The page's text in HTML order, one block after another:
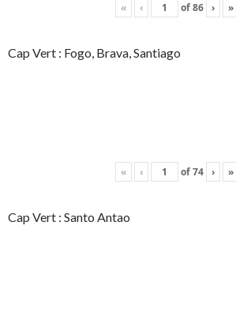
« ‹ of86 › »
Cap Vert : Fogo, Brava, Santiago
« ‹ of74 › »
Cap Vert : Santo Antao